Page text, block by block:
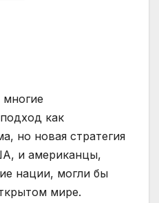
как
но новая стратегия
и американцы,
нации, могли бы
мире.